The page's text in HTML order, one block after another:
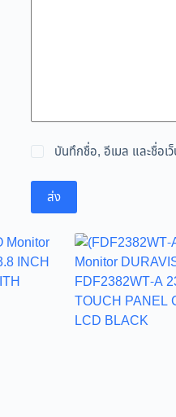
บันทึกชื่อ, อีเมล และชื่อเ
ส่ง